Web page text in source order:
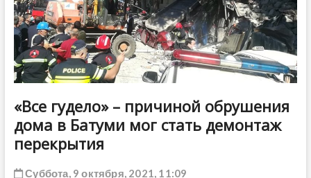
«Все гудело» – причиной обрушения
дома в Батуми мог стать демонтаж
перекрытия
Суббота, 9 октября, 2021, 11:09